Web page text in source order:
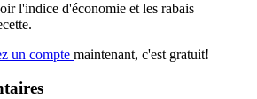
l'indice d'économie et les rabais
un compte maintenant, c'est gratuit!